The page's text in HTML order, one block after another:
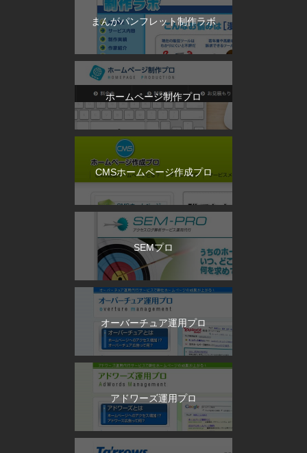
まんがパンフレット制作ラボ
ホームページ制作プロ
CMSホームページ作成プロ
SEMプロ
オーバーチュア運用プロ
アドワーズ運用プロ